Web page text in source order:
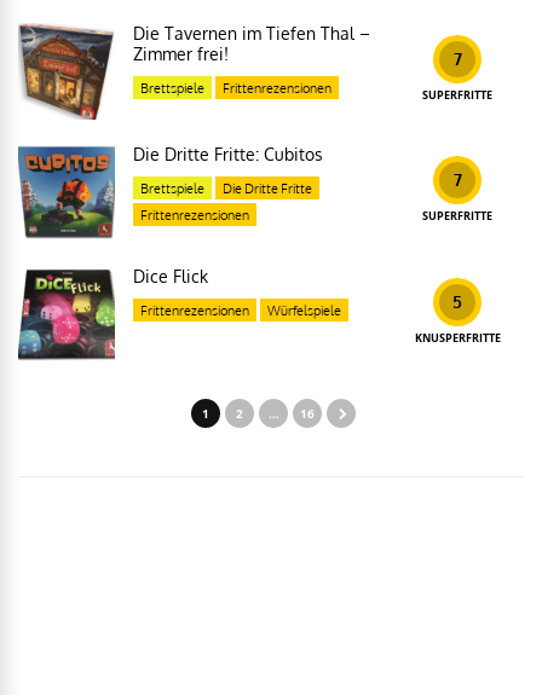
7
SUPERFRITTE
Die Tavernen im Tiefen Thal –
Zimmer frei!
Brettspiele Frittenrezensionen
7
SUPERFRITTE
Die Dritte Fritte: Cubitos
Brettspiele
Die Dritte Fritte
Frittenrezensionen
5
KNUSPERFRITTE
Dice Flick
Frittenrezensionen Würfelspiele
1 2 … 16